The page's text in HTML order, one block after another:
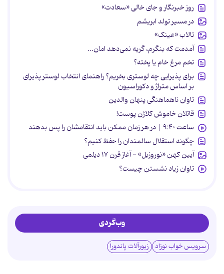
روز خبرنگار و جای خالی «سعادت»
در مسیر تولد ابریشم
تالاب «عینک»
آمدمت که بنگرم، گریه نمی‌دهد امان...
تخم مرغ خام یا پخته؟
برای پذیرایی چه لوستری بخریم؟ راهنمای انتخاب لوستر پذیرای
بر اساس متراژ و دکوراسیون
تاوان ناهماهنگی پنهان والدین
قاتلان خاموش کلاژن پوست!
ساعت ۹:۴۰ | در هر زمان ممکن باید انتقامشان را پس بدهند
چگونه استقلال سالمندان را حفظ کنیم؟
آیین کهن «نوروزبل» - آغاز قرن ۱۷ دیلمی
تاوان زیاد نشستن چیست؟
وب‌گردی
سرویس خواب نوزاد زیورآلات پاندورا